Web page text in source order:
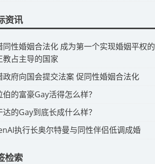
资讯
同性婚姻合法化 成为第一个实现婚姻平权的
教占主导的国家
政府向国会提交法案 促同性婚姻合法化
伯的富豪Gay活得怎么样？
达的Gay到底长成什么样？
执行长奥尔特曼与同性伴侣低调成婚
检索